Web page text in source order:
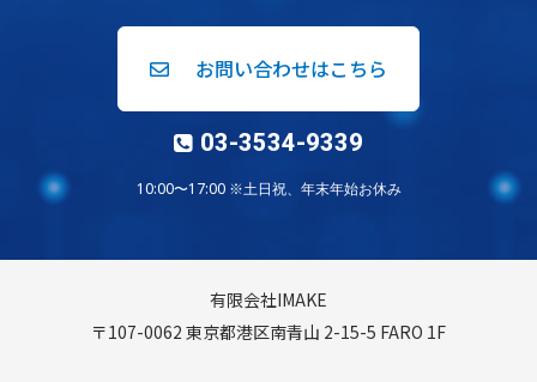
お問い合わせはこちら
03-3534-9339
10:00〜17:00 ※土日祝、年末年始お休み
有限会社IMAKE
〒107-0062 東京都港区南青山 2-15-5 FARO 1F